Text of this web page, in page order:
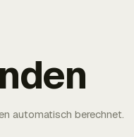
automatisch berechnet.